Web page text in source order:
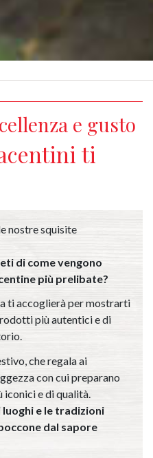
e gusto
ti
nostre squisite
di come vengono
più prelibate?
ti accoglierà per mostrarti
più autentici e di
che regala ai
con cui preparano
e di qualità.
e le tradizioni
dal sapore